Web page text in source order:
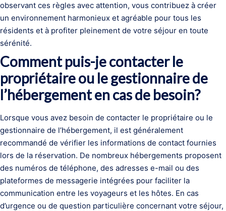
observant ces règles avec attention, vous contribuez à créer
un environnement harmonieux et agréable pour tous les
résidents et à profiter pleinement de votre séjour en toute
sérénité.
Comment puis-je contacter le
propriétaire ou le gestionnaire de
l’hébergement en cas de besoin?
Lorsque vous avez besoin de contacter le propriétaire ou le
gestionnaire de l’hébergement, il est généralement
recommandé de vérifier les informations de contact fournies
lors de la réservation. De nombreux hébergements proposent
des numéros de téléphone, des adresses e-mail ou des
plateformes de messagerie intégrées pour faciliter la
communication entre les voyageurs et les hôtes. En cas
d’urgence ou de question particulière concernant votre séjour,